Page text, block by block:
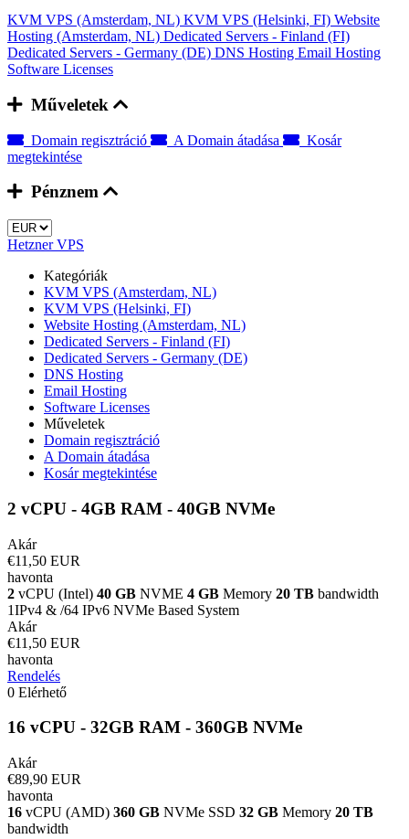
KVM VPS (Amsterdam, NL) KVM VPS (Helsinki, FI) Website
Hosting (Amsterdam, NL) Dedicated Servers - Finland (FI)
Dedicated Servers - Germany (DE) DNS Hosting Email Hosting
Software Licenses
Műveletek
Domain regisztráció A Domain átadása
Kosár
megtekintése
Pénznem
Hetzner VPS
Kategóriák
KVM VPS (Amsterdam, NL)
KVM VPS (Helsinki, FI)
Website Hosting (Amsterdam, NL)
Dedicated Servers - Finland (FI)
Dedicated Servers - Germany (DE)
DNS Hosting
Email Hosting
Software Licenses
Műveletek
Domain regisztráció
A Domain átadása
Kosár megtekintése
2 vCPU - 4GB RAM - 40GB NVMe
Akár
€11,50 EUR
havonta
2 vCPU (Intel) 40 GB NVME 4 GB Memory 20 TB bandwidth
1IPv4 & /64 IPv6 NVMe Based System
Akár
€11,50 EUR
havonta
Rendelés
0 Elérhető
16 vCPU - 32GB RAM - 360GB NVMe
Akár
€89,90 EUR
havonta
16 vCPU (AMD) 360 GB NVMe SSD 32 GB Memory 20 TB
bandwidth